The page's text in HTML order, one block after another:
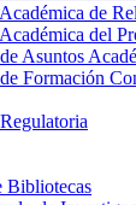
de
del
Asuntos
Formación
Bibliotecas